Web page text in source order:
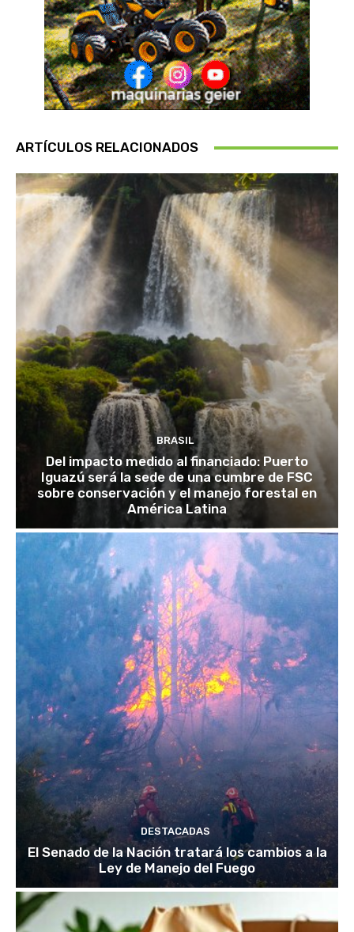
ARTÍCULOS RELACIONADOS
BRASIL
Del impacto medido al financiado: Puerto
Iguazú será la sede de una cumbre de FSC
sobre conservación y el manejo forestal en
América Latina
DESTACADAS
El Senado de la Nación tratará los cambios a la
Ley de Manejo del Fuego